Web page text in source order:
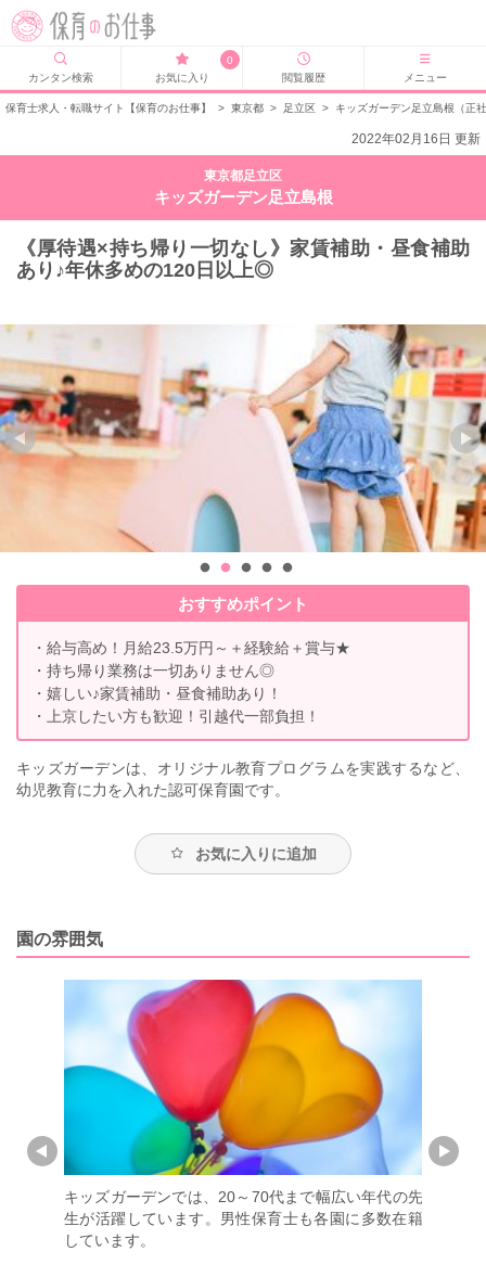
カンタン検索
0
お気に入り
閲覧履歴 メニュー
保育士求人・転職サイト【保育のお仕事】 > 東京都 > 足立区 > キッズガーデン足立島根（正
2022年02月16日 更新
東京都足立区
キッズガーデン足立島根
《厚待遇×持ち帰り一切なし》家賃補助・昼食補助
あり♪年休多めの120日以上◎
おすすめポイント
・給与高め！月給23.5万円～＋経験給＋賞与★
・持ち帰り業務は一切ありません◎
・嬉しい♪家賃補助・昼食補助あり！
・上京したい方も歓迎！引越代一部負担！
キッズガーデンは、オリジナル教育プログラムを実践するなど、
幼児教育に力を入れた認可保育園です。
お気に入りに追加
園の雰囲気
キッズガーデンでは、20～70代まで幅広い年代の先
生が活躍しています。男性保育士も各園に多数在籍
しています。